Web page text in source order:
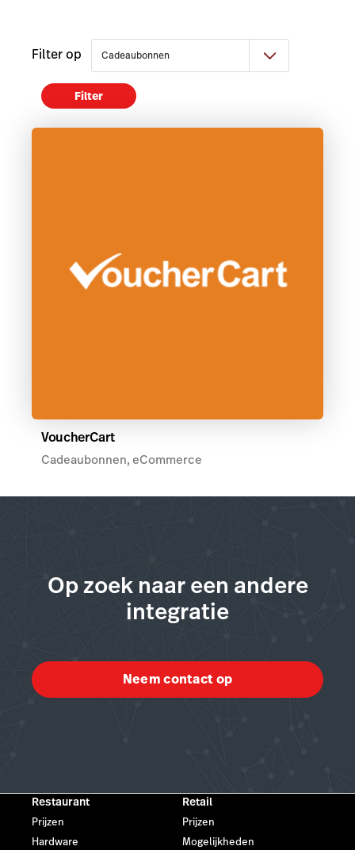
Filter op
Filter
VoucherCart
Cadeaubonnen, eCommerce
Op zoek naar een andere
integratie
Neem contact op
Restaurant
Prijzen
Hardware
Retail
Prijzen
Mogelijkheden